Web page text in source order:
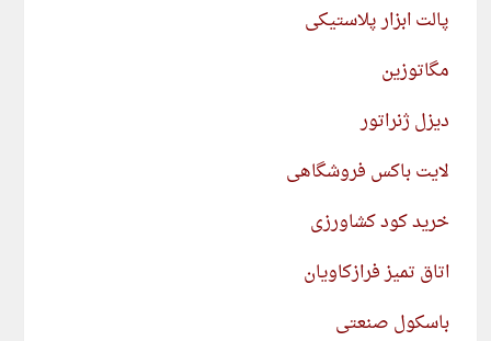
پالت ابزار پلاستیکی
مگاتوزین
دیزل ژنراتور
لایت باکس فروشگاهی
خرید کود کشاورزی
اتاق تمیز فرازکاویان
باسکول صنعتی